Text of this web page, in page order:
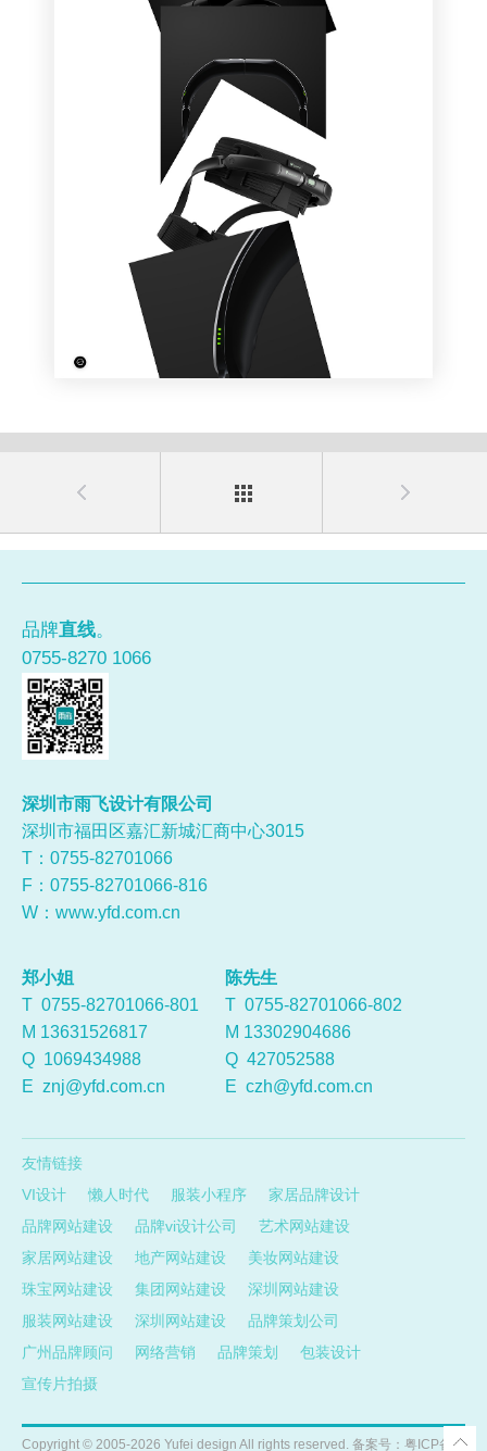
品牌直线。
0755-8270 1066
深圳市雨飞设计有限公司
深圳市福田区嘉汇新城汇商中心3015
T：0755-82701066
F：0755-82701066-816
W： www.yfd.com.cn
郑小姐
T 0755-82701066-801
M 13631526817
Q 1069434988
E znj@yfd.com.cn
陈先生
T 0755-82701066-802
M 13302904686
Q 427052588
E czh@yfd.com.cn
友情链接
VI设计
懒人时代 服装小程序
家居品牌设计
品牌网站建设
品牌vi设计公司
艺术网站建设
家居网站建设
地产网站建设
美妆网站建设
珠宝网站建设
集团网站建设
深圳网站建设
服装网站建设
深圳网站建设
品牌策划公司
广州品牌顾问
网络营销 品牌策划
包装设计
宣传片拍摄
Copyright © 2005-2026 Yufei design All rights reserved. 备案号： 粤ICP备